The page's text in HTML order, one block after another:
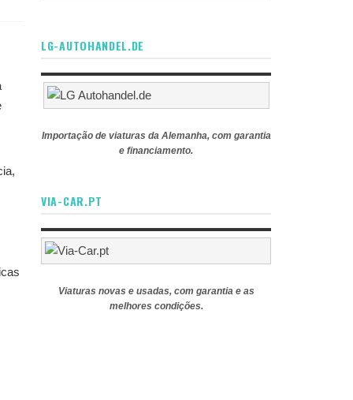
LG-AUTOHANDEL.DE
Importação de viaturas da Alemanha, com garantia
e financiamento.
VIA-CAR.PT
Viaturas novas e usadas, com garantia e as
melhores condições.